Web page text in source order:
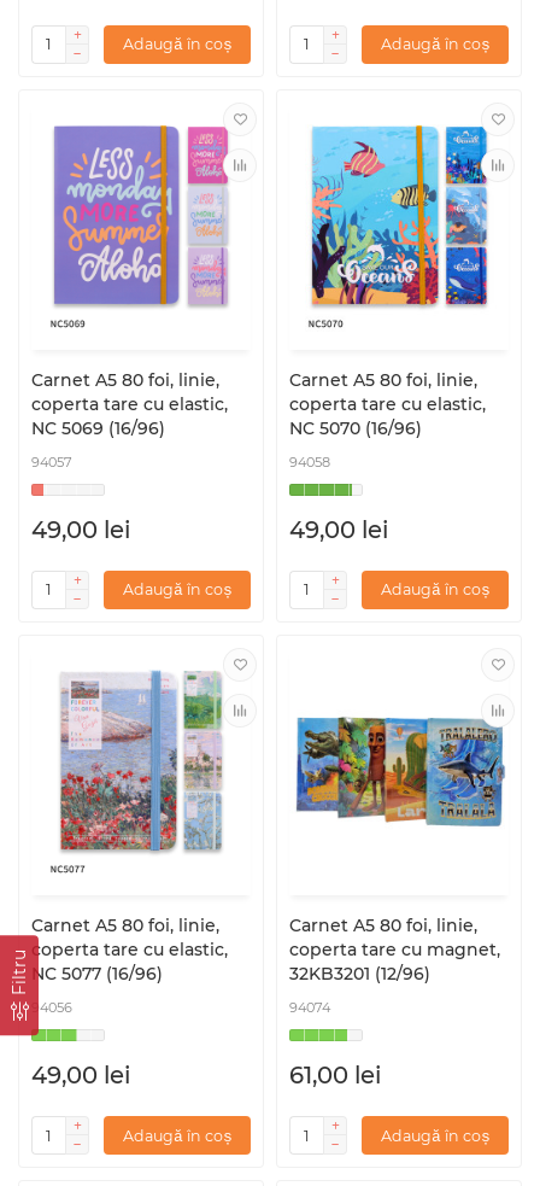
Filtru
Adaugă în coș Adaugă în coș
Carnet A5 80 foi, linie,
coperta tare cu elastic,
NC 5069 (16/96)
94057
49,00 lei
Adaugă în coș
Carnet A5 80 foi, linie,
coperta tare cu elastic,
NC 5070 (16/96)
94058
49,00 lei
Adaugă în coș
Carnet A5 80 foi, linie,
coperta tare cu elastic,
NC 5077 (16/96)
94056
49,00 lei
Adaugă în coș
Carnet A5 80 foi, linie,
coperta tare cu magnet,
32KB3201 (12/96)
94074
61,00 lei
Adaugă în coș